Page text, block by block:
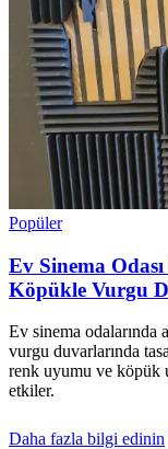
Popüler
Ev Sinema
Köpükle Vurgu
Ev sinema odalarında
vurgu duvarlarında
renk uyumu ve köpük
etkiler.
Daha fazla bilgi edinin